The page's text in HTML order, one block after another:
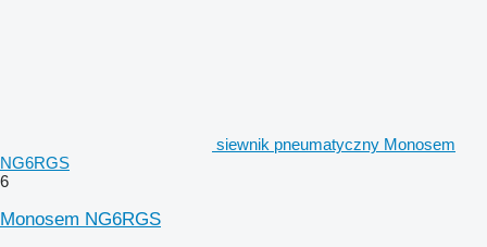
siewnik pneumatyczny Monosem
NG6RGS
6
Monosem NG6RGS